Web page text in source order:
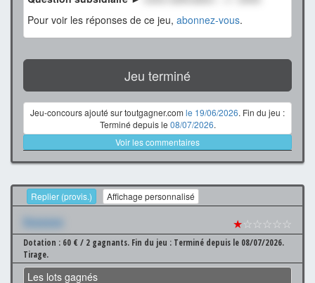
Pour voir les réponses de ce jeu, abonnez-vous.
Jeu terminé
Jeu-concours ajouté sur toutgagner.com le 19/06/2026. Fin du jeu :
Terminé depuis le 08/07/2026.
Voir les commentaires
Replier (provis.) Affichage personnalisé
Xxxxxxx ★☆☆☆☆☆
Dotation : 60 € / 2 gagnants. Fin du jeu : Terminé depuis le 08/07/2026.
Tirage.
Les lots gagnés